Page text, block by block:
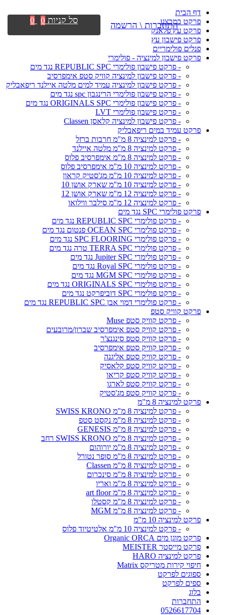
דף הבית
פרקט במבצע
פרקט עץ פלאנק
פרקט פישבון עץ
פנלים פולימריים
פרקט פישבון למינציה - פולימרי
- פרקט פישבון פולימרי REPUBLIC SPC נגד מים
- פרקט פישבון למינציה קוויק סטפ אימפרסיב
- פרקט פישבון למינציה עמיד למים מלטה איילנד ריפאבליק
- פרקט פישבון פולימרי הרינגבון spc נגד מים
- פרקט פישבון פולימרי ORIGINALS SPC נגד מים
- פרקט פישבון פולימרי LVT
- פרקט פישבון למינציה קלאסן Classen
פרקט עמיד במים ריפאבליק
- פרקט למינציה 8 מ"מ חרבות ברזל
- פרקט למינציה 8 מ"מ מלטה איילנד
- פרקט למינציה 8 מ"מ אימפרסיב פלוס
- פרקט למינציה 10 מ"מ אימפרסיב פלוס
- פרקט למינציה 10 מ"מ מג'סטיק קראון
- פרקט למינציה 10 מ"מ שארק אושן 10
- פרקט למינציה 12 מ"מ שארק אושן 12
- פרקט למינציה 12 מ"מ סילבר ווילואו
פרקט פולימרי SPC נגד מים
- פרקט פולימרי REPUBLIC SPC נגד מים
- פרקט פולימרי OCEAN SPC פנטום נגד מים
- פרקט פולימרי SPC FLOORING נגד מים
- פרקט פולימרי TERRA SPC טרה נגד מים
- פרקט פולימרי Jupiter SPC נגד מים
- פרקט פולימרי Royal SPC נגד מים
- פרקט פולימרי MGM SPC נגד מים
- פרקט פולימרי ORIGINALS SPC נגד מים
- פרקט פולימרי SPC דוביפרקט נגד מים
- פרקט פולימרי דמוי אבן REPUBLIC SPC נגד מים
פרקט קוויק סטפ
- פרקט קוויק סטפ Muse
- פרקט קוויק סטפ אימפרסיב שברון/מרובעים
- פרקט קוויק סטפ סינגנצ'ר
- פרקט קוויק סטפ אימפרסיב
- פרקט קוויק סטפ אליגנה
- פרקט קוויק סטפ קלאסיק
- פרקט קוויק סטפ קריאו
- פרקט קוויק סטפ לארגו
- פרקט קוויק סטפ מג'סטיק
פרקט למינציה 8 מ"מ
- פרקט למינציה 8 מ"מ SWISS KRONO
- פרקט למינציה 8 מ"מ נקסט סטפ
- פרקט למינציה 8 מ"מ GENESIS
- פרקט למינציה 8 מ"מ SWISS KRONO רחב
- פרקט למינציה 8 מ"מ יורוהום
- פרקט למינציה 8 מ"מ סופר נטורל
- פרקט למינציה 8 מ"מ Classen
- פרקט למינציה 8 מ"מ סינכרום
- פרקט למינציה 8 מ"מ ואריו
- פרקט למינציה 8 מ"מ art floor
- פרקט למינציה 8 מ"מ קסטלו
- פרקט למינציה 8 מ"מ MGM
פרקט למינציה 10 מ"מ
- פרקט למינציה 10 מ"מ אלטיטיוד פלוס
פרקט מוגן מים Organic ORCA
פרקט מייסטר MEISTER
פרקט למינציה HARO
חיפוי קירות מטריקס Matrix
ספוגים לפרקט
ספים לפרקט
בלוג
התחברות
0526617704
התחברות \ הרשמה סל קניות 0
0